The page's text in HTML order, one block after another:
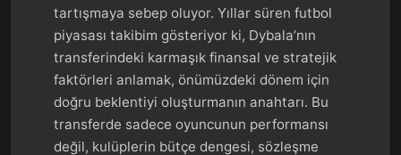
tartışmaya sebep oluyor. Yıllar süren futbol
piyasası takibim gösteriyor ki, Dybala’nın
transferindeki karmaşık finansal ve stratejik
faktörleri anlamak, önümüzdeki dönem için
doğru beklentiyi oluşturmanın anahtarı. Bu
transferde sadece oyuncunun performansı
değil, kulüplerin bütçe dengesi, sözleşme